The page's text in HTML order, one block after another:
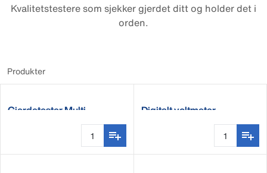
Kvalitetstestere som sjekker gjerdet ditt og holder det i
orden.
Produkter
Gjerdetester Multi Digitalt voltmeter